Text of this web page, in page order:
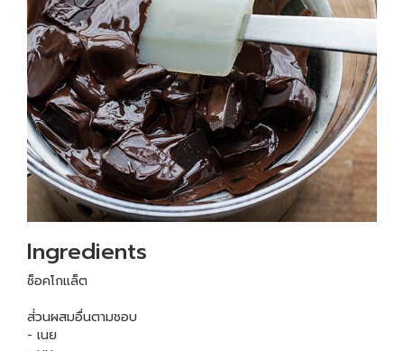
Ingredients
ช็อคโกแล็ต
ส่่วนผสมอื่นตามชอบ
- เนย